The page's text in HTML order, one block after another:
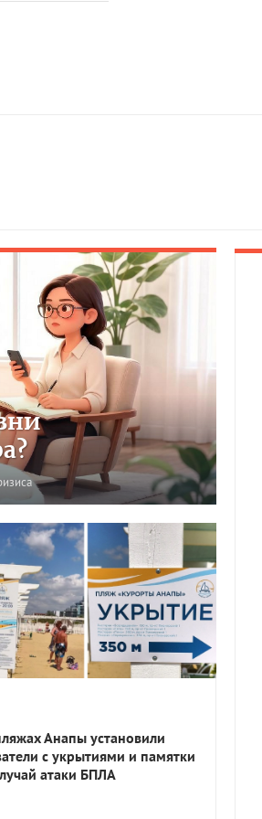
Анапы установили
с укрытиями и памятки
атаки БПЛА